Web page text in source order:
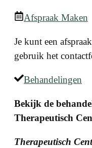
Afspraak Maken
Je kunt een
gebruik het
Behandelingen
Bekijk de
Therapeutisch
Therapeutisch